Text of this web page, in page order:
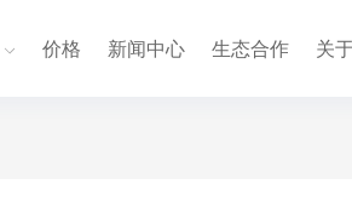
价格 新闻中心 生态合作 关